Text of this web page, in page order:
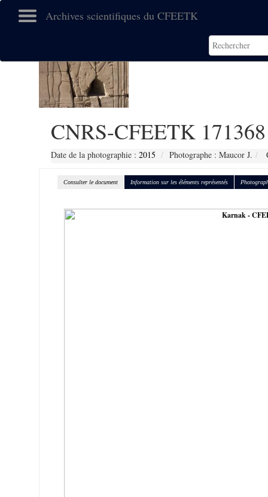
Archives scientifiques du CFEETK
CNRS-CFEETK 171368
Date de la photographie : 2015 Photographe : Maucor J.
Consulter le document Information sur les éléments représentés